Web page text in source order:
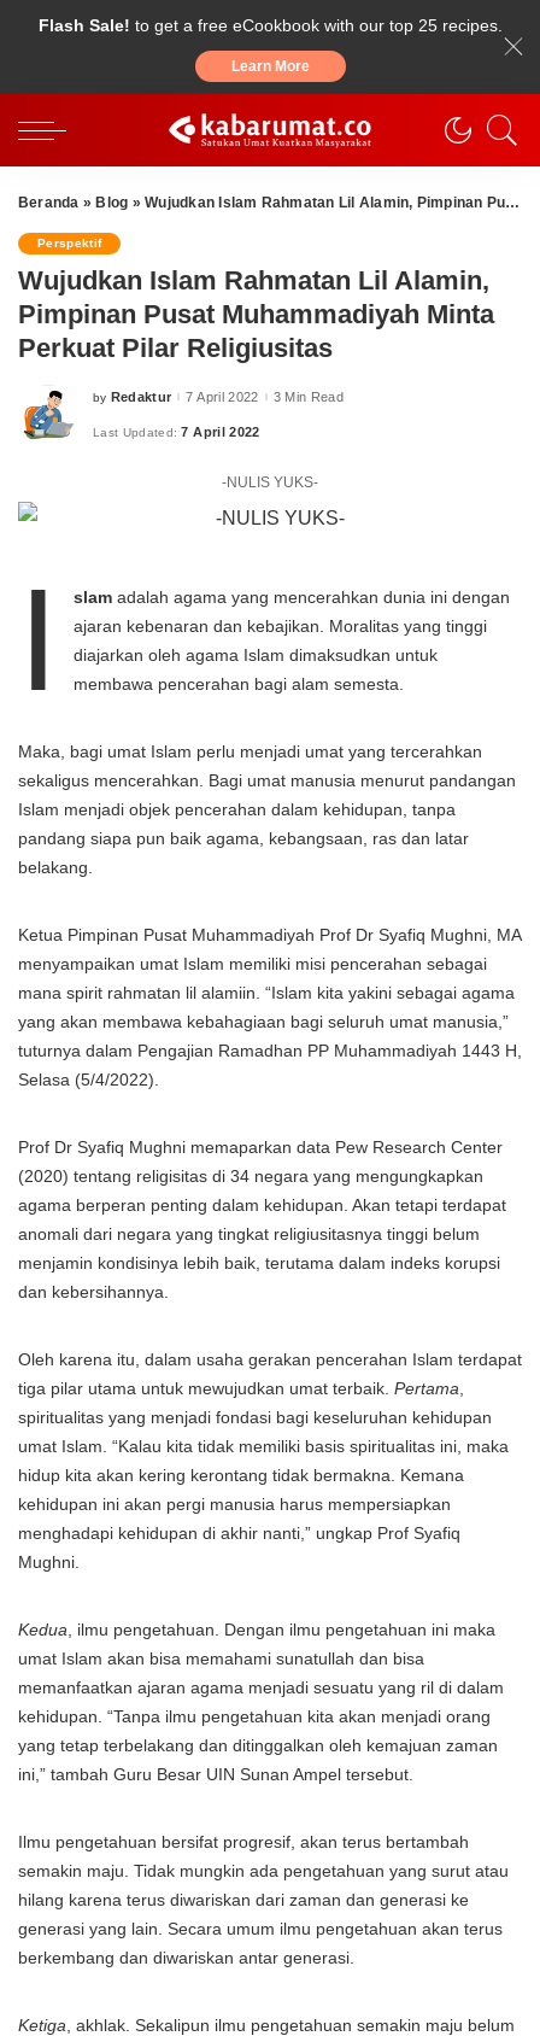
Flash Sale! to get a free eCookbook with our top 25 recipes.
Learn More
Beranda » Blog »Wujudkan Islam Rahmatan Lil Alamin, Pimpinan Pusat Muhammadiyah Minta Perkuat Pilar Religiusitas
Perspektif
Wujudkan Islam Rahmatan Lil Alamin,
Pimpinan Pusat Muhammadiyah Minta
Perkuat Pilar Religiusitas
Posted
by Redaktur 7 April 2022 3 Min Read
Last Updated: 7 April 2022
-NULIS YUKS-
I slamadalah agama yang mencerahkan dunia ini dengan
ajaran kebenaran dan kebajikan. Moralitas yang tinggi
diajarkan oleh agama Islam dimaksudkan untuk
membawa pencerahan bagi alam semesta.
Maka, bagi umat Islam perlu menjadi umat yang tercerahkan
sekaligus mencerahkan. Bagi umat manusia menurut pandangan
Islam menjadi objek pencerahan dalam kehidupan, tanpa
pandang siapa pun baik agama, kebangsaan, ras dan latar
belakang.
Ketua Pimpinan Pusat Muhammadiyah Prof Dr Syafiq Mughni, MA
menyampaikan umat Islam memiliki misi pencerahan sebagai
mana spirit rahmatan lil alamiin. “Islam kita yakini sebagai agama
yang akan membawa kebahagiaan bagi seluruh umat manusia,”
tuturnya dalam Pengajian Ramadhan PP Muhammadiyah 1443 H,
Selasa (5/4/2022).
Prof Dr Syafiq Mughni memaparkan data Pew Research Center
(2020) tentang religisitas di 34 negara yang mengungkapkan
agama berperan penting dalam kehidupan. Akan tetapi terdapat
anomali dari negara yang tingkat religiusitasnya tinggi belum
menjamin kondisinya lebih baik, terutama dalam indeks korupsi
dan kebersihannya.
Oleh karena itu, dalam usaha gerakan pencerahan Islam terdapat
tiga pilar utama untuk mewujudkan umat terbaik. Pertama
spiritualitas yang menjadi fondasi bagi keseluruhan kehidupan
umat Islam. “Kalau kita tidak memiliki basis spiritualitas ini, maka
hidup kita akan kering kerontang tidak bermakna. Kemana
kehidupan ini akan pergi manusia harus mempersiapkan
menghadapi kehidupan di akhir nanti,” ungkap Prof Syafiq
Mughni.
Kedua , ilmu pengetahuan. Dengan ilmu pengetahuan ini maka
umat Islam akan bisa memahami sunatullah dan bisa
memanfaatkan ajaran agama menjadi sesuatu yang ril di dalam
kehidupan. “Tanpa ilmu pengetahuan kita akan menjadi orang
yang tetap terbelakang dan ditinggalkan oleh kemajuan zaman
ini,” tambah Guru Besar UIN Sunan Ampel tersebut.
Ilmu pengetahuan bersifat progresif, akan terus bertambah
semakin maju. Tidak mungkin ada pengetahuan yang surut atau
hilang karena terus diwariskan dari zaman dan generasi ke
generasi yang lain. Secara umum ilmu pengetahuan akan terus
berkembang dan diwariskan antar generasi.
Ketiga , akhlak. Sekalipun ilmu pengetahuan semakin maju belum